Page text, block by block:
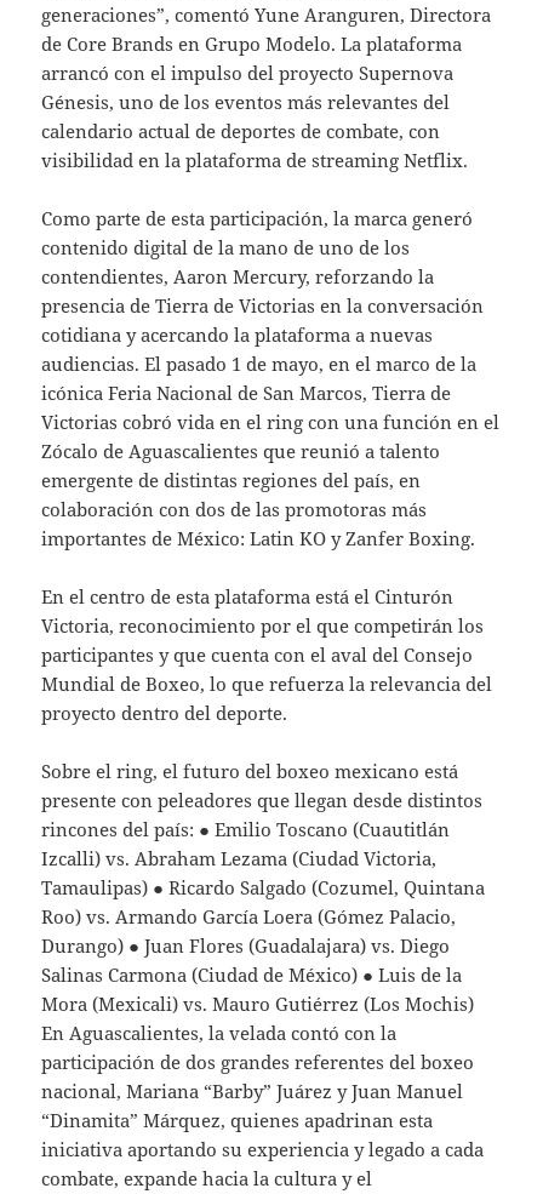
generaciones”, comentó Yune Aranguren, Directora
de Core Brands en Grupo Modelo. La plataforma
arrancó con el impulso del proyecto Supernova
Génesis, uno de los eventos más relevantes del
calendario actual de deportes de combate, con
visibilidad en la plataforma de streaming Netflix.
Como parte de esta participación, la marca generó
contenido digital de la mano de uno de los
contendientes, Aaron Mercury, reforzando la
presencia de Tierra de Victorias en la conversación
cotidiana y acercando la plataforma a nuevas
audiencias. El pasado 1 de mayo, en el marco de la
icónica Feria Nacional de San Marcos, Tierra de
Victorias cobró vida en el ring con una función en el
Zócalo de Aguascalientes que reunió a talento
emergente de distintas regiones del país, en
colaboración con dos de las promotoras más
importantes de México: Latin KO y Zanfer Boxing.
En el centro de esta plataforma está el Cinturón
Victoria, reconocimiento por el que competirán los
participantes y que cuenta con el aval del Consejo
Mundial de Boxeo, lo que refuerza la relevancia del
proyecto dentro del deporte.
Sobre el ring, el futuro del boxeo mexicano está
presente con peleadores que llegan desde distintos
rincones del país: ● Emilio Toscano (Cuautitlán
Izcalli) vs. Abraham Lezama (Ciudad Victoria,
Tamaulipas) ● Ricardo Salgado (Cozumel, Quintana
Roo) vs. Armando García Loera (Gómez Palacio,
Durango) ● Juan Flores (Guadalajara) vs. Diego
Salinas Carmona (Ciudad de México) ● Luis de la
Mora (Mexicali) vs. Mauro Gutiérrez (Los Mochis)
En Aguascalientes, la velada contó con la
participación de dos grandes referentes del boxeo
nacional, Mariana “Barby” Juárez y Juan Manuel
“Dinamita” Márquez, quienes apadrinan esta
iniciativa aportando su experiencia y legado a cada
combate, expande hacia la cultura y el